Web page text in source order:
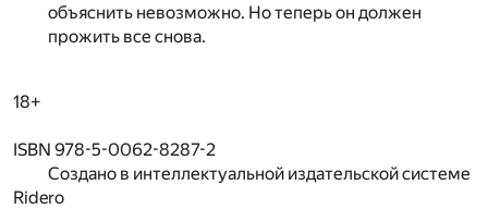
объяснить невозможно. Но теперь он должен
прожить все снова.
18+
ISBN 978-5-0062-8287-2
Создано в интеллектуальной издательской системе
Ridero